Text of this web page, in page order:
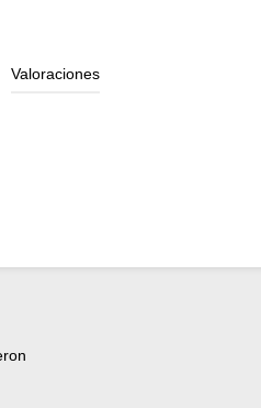
Valoraciones